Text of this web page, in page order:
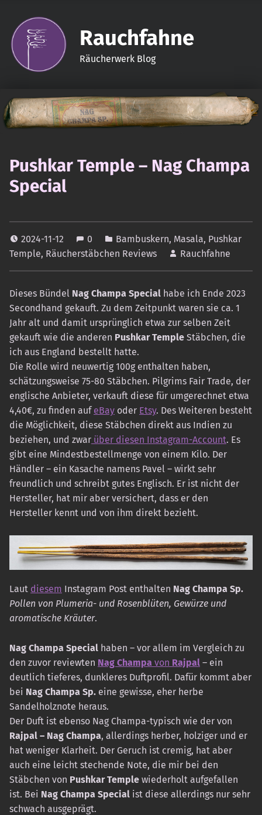
Rauchfahne
Räucherwerk Blog
Pushkar Temple – Nag Champa
Special
2024-11-12 0 Bambuskern, Masala, Pushkar
Temple, Räucherstäbchen Reviews Rauchfahne
Dieses Bündel Nag Champa Special habe ich Ende 2023
Secondhand gekauft. Zu dem Zeitpunkt waren sie ca. 1
Jahr alt und damit ursprünglich etwa zur selben Zeit
gekauft wie die anderen Pushkar Temple Stäbchen, die
ich aus England bestellt hatte.
Die Rolle wird neuwertig 100g enthalten haben,
schätzungsweise 75-80 Stäbchen. Pilgrims Fair Trade, der
englische Anbieter, verkauft diese für umgerechnet etwa
4,40€, zu finden auf eBay oder Etsy. Des Weiteren besteht
die Möglichkeit, diese Stäbchen direkt aus Indien zu
beziehen, und zwar über diesen Instagram-Account. Es
gibt eine Mindestbestellmenge von einem Kilo. Der
Händler – ein Kasache namens Pavel – wirkt sehr
freundlich und schreibt gutes Englisch. Er ist nicht der
Hersteller, hat mir aber versichert, dass er den
Hersteller kennt und von ihm direkt bezieht.
Laut diesem Instagram Post enthalten Nag Champa Sp.
Pollen von Plumeria- und Rosenblüten, Gewürze und
aromatische Kräuter.
Nag Champa Special haben – vor allem im Vergleich zu
den zuvor reviewten Nag Champa von Rajpal – ein
deutlich tieferes, dunkleres Duftprofil. Dafür kommt aber
bei Nag Champa Sp. eine gewisse, eher herbe
Sandelholznote heraus.
Der Duft ist ebenso Nag Champa-typisch wie der von
Rajpal – Nag Champa, allerdings herber, holziger und er
hat weniger Klarheit. Der Geruch ist cremig, hat aber
auch eine leicht stechende Note, die mir bei den
Stäbchen von Pushkar Temple wiederholt aufgefallen
ist. Bei Nag Champa Special ist diese allerdings nur sehr
schwach ausgeprägt.